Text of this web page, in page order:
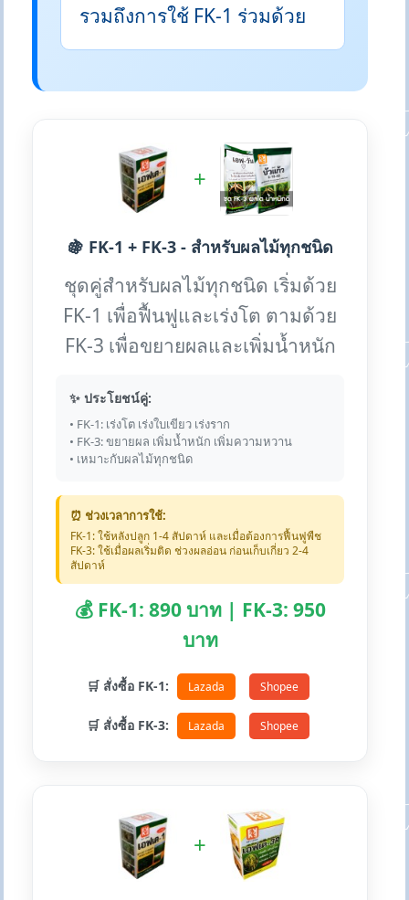
รวมถึงการใช้ FK-1 ร่วมด้วย
+
🍇 FK-1 + FK-3 - สำหรับผลไม้ทุกชนิด
ชุดคู่สำหรับผลไม้ทุกชนิด เริ่มด้วย
FK-1 เพื่อฟื้นฟูและเร่งโต ตามด้วย
FK-3 เพื่อขยายผลและเพิ่มน้ำหนัก
✨ ประโยชน์คู่:
• FK-1: เร่งโต เร่งใบเขียว เร่งราก
• FK-3: ขยายผล เพิ่มน้ำหนัก เพิ่มความหวาน
• เหมาะกับผลไม้ทุกชนิด
⏰ ช่วงเวลาการใช้:
FK-1: ใช้หลังปลูก 1-4 สัปดาห์ และเมื่อต้องการฟื้นฟูพืช
FK-3: ใช้เมื่อผลเริ่มติด ช่วงผลอ่อน ก่อนเก็บเกี่ยว 2-4
สัปดาห์
💰 FK-1: 890 บาท | FK-3: 950
บาท
🛒 สั่งซื้อ FK-1: Lazada Shopee
🛒 สั่งซื้อ FK-3: Lazada Shopee
+